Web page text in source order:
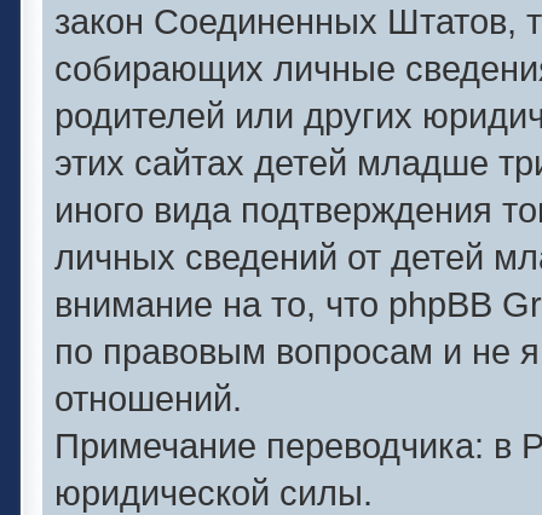
закон Соединенных Штатов,
собирающих личные
родителей или других
этих сайтах детей младше
иного вида подтверждения
личных сведений от детей
внимание на то, что phpBB
по правовым вопросам и не
отношений.
Примечание переводчика: в
юридической силы.